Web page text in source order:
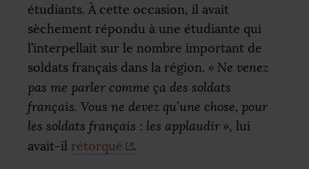
étudiants. À cette occasion, il avait
sèchement répondu à une étudiante qui
l’interpellait sur le nombre important de
soldats français dans la région. « Ne venez
pas me parler comme ça des soldats
français. Vous ne devez qu’une chose, pour
les soldats français : les applaudir », lui
avait-il rétorqué .